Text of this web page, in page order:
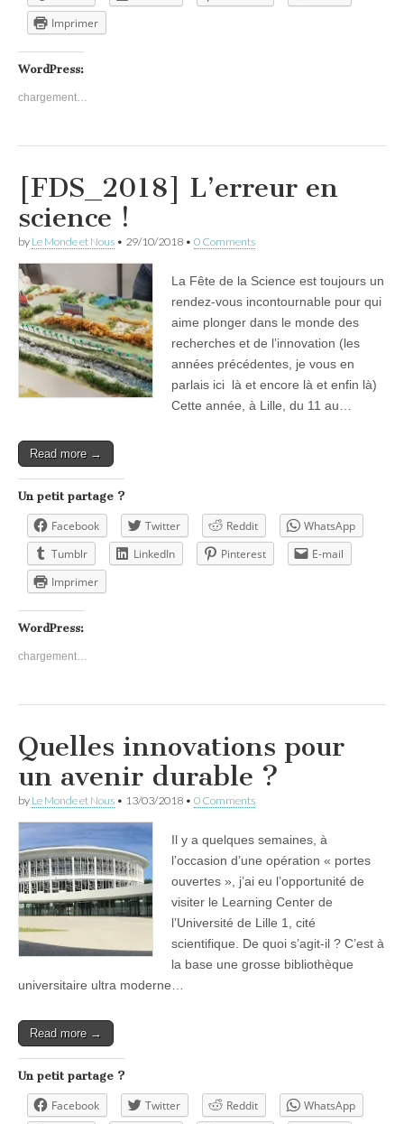
Imprimer
WordPress:
chargement…
[FDS_2018] L’erreur en
science !
by Le Monde et Nous • 29/10/2018 • 0 Comments
La Fête de la Science est toujours un
rendez-vous incontournable pour qui
aime plonger dans le monde des
recherches et de l’innovation (les
années précédentes, je vous en
parlais ici là et encore là et enfin là)
Cette année, à Lille, du 11 au…
Read more →
Un petit partage ?
Facebook Twitter Reddit
WhatsApp
Tumblr
LinkedIn Pinterest
E-mail
Imprimer
WordPress:
chargement…
Quelles innovations pour
un avenir durable ?
by Le Monde et Nous • 13/03/2018 • 0 Comments
Il y a quelques semaines, à
l’occasion d’une opération « portes
ouvertes », j’ai eu l’opportunité de
visiter le Learning Center de
l’Université de Lille 1, cité
scientifique. De quoi s’agit-il ? C’est à
la base une grosse bibliothèque
universitaire ultra moderne…
Read more →
Un petit partage ?
Facebook Twitter Reddit
WhatsApp